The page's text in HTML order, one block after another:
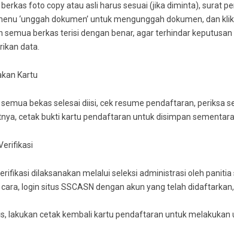
foto copy atau asli harus sesuai (jika diminta), surat
‘unggah dokumen’ untuk mengunggah dokumen, dan klik
semua berkas terisi dengan benar, agar terhindar
data.
Kartu
bekas selesai diisi, cek resume pendaftaran, periksa
cetak bukti kartu pendaftaran untuk disimpan
dilaksanakan melalui seleksi administrasi oleh panitia
cara, login situs SSCASN dengan akun yang telah
lakukan cetak kembali kartu pendaftaran untuk melakukan